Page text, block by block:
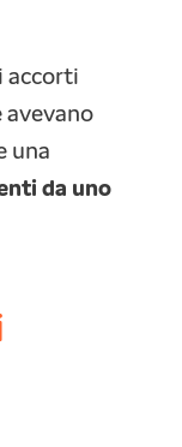
accorti
avevano
una
da uno